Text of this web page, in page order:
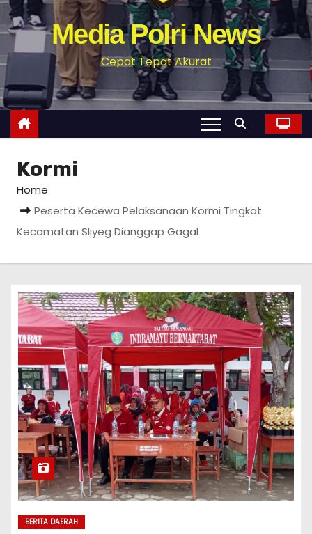
Media Polri News
Cepat Tepat Akurat
Kormi
Home
Peserta Kecewa Pelaksanaan Kormi Tingkat
Kecamatan Sliyeg Dianggap Gagal
BERITA DAERAH